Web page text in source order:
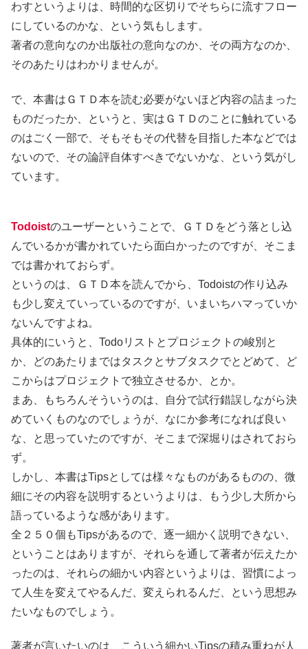
わすというよりは、時間的な区切りでそちらに流すフロー
にしているのかな、という気もします。
著者の意向なのか出版社の意向なのか、その両方なのか、
そのあたりはわかりませんが。
で、本書はＧＴＤ本を読む必要がないほど内容の詰まった
ものだったか、というと、実はＧＴＤのことに触れている
のはごく一部で、そもそもその代替を目指した本などでは
ないので、その論評自体すべきでないかな、という気がし
ています。
Todoistのユーザーということで、ＧＴＤをどう落とし込
んでいるかが書かれていたら面白かったのですが、そこま
では書かれておらず。
というのは、ＧＴＤ本を読んでから、Todoistの作り込み
も少し変えていっているのですが、いまいちハマっていか
ないんですよね。
具体的にいうと、Todoリストとプロジェクトの峻別と
か、どのあたりまではタスクとサブタスクでとどめて、ど
こからはプロジェクトで独立させるか、とか。
まあ、もちろんそういうのは、自分で試行錯誤しながら決
めていくものなのでしょうが、なにか参考になれば良い
な、と思っていたのですが、そこまで深堀りはされておら
ず。
しかし、本書はTipsとしては様々なものがあるものの、微
細にその内容を説明するというよりは、もう少し大所から
語っているような感があります。
全２５０個もTipsがあるので、逐一細かく説明できない、
ということはありますが、それらを通して著者が伝えたか
ったのは、それらの細かい内容というよりは、習慣によっ
て人生を変えてやるんだ、変えられるんだ、という思想み
たいなものでしょう。
著者が言いたいのは、こういう細かいTipsの積み重ねが人